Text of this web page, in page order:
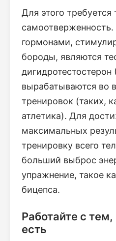
Для этого требуется
гормонами,
бороды, являются
вырабатываются во
тренировок (таких,
атлетика). Для
максимальных
тренировку всего
больший выброс
упражнение, такое
бицепса.
Работайте с
есть